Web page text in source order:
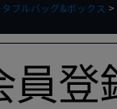
ブルバッグ&ボックス